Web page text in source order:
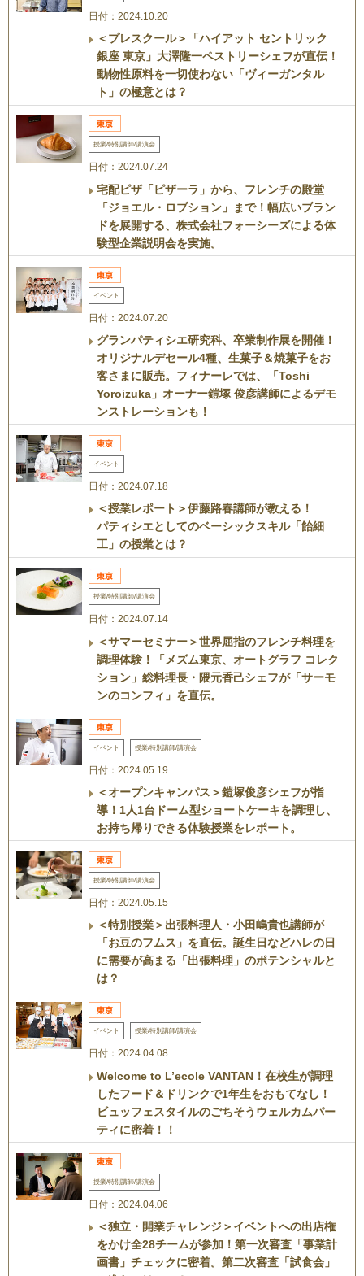
日付：2024.10.20
＜プレスクール＞「ハイアット セントリック
銀座 東京」大澤隆一ペストリーシェフが直伝！
動物性原料を一切使わない「ヴィーガンタル
ト」の極意とは？
授業/特別講師/講演会
日付：2024.07.24
宅配ピザ「ピザーラ」から、フレンチの殿堂
「ジョエル・ロブション」まで！幅広いブラン
ドを展開する、株式会社フォーシーズによる体
験型企業説明会を実施。
イベント
日付：2024.07.20
グランパティシエ研究科、卒業制作展を開催！
オリジナルデセール4種、生菓子＆焼菓子をお
客さまに販売。フィナーレでは、「Toshi
Yoroizuka」オーナー鎧塚 俊彦講師によるデモ
ンストレーションも！
イベント
日付：2024.07.18
＜授業レポート＞伊藤路春講師が教える！
パティシエとしてのベーシックスキル「飴細
工」の授業とは？
授業/特別講師/講演会
日付：2024.07.14
＜サマーセミナー＞世界屈指のフレンチ料理を
調理体験！「メズム東京、オートグラフ コレク
ション」総料理長・隈元香己シェフが「サーモ
ンのコンフィ」を直伝。
イベント 授業/特別講師/講演会
日付：2024.05.19
＜オープンキャンパス＞鎧塚俊彦シェフが指
導！1人1台ドーム型ショートケーキを調理し、
お持ち帰りできる体験授業をレポート。
授業/特別講師/講演会
日付：2024.05.15
＜特別授業＞出張料理人・小田嶋貴也講師が
「お豆のフムス」を直伝。誕生日などハレの日
に需要が高まる「出張料理」のポテンシャルと
は？
イベント 授業/特別講師/講演会
日付：2024.04.08
Welcome to L’ecole VANTAN！在校生が調理
したフード＆ドリンクで1年生をおもてなし！
ビュッフェスタイルのごちそうウェルカムパー
ティに密着！！
授業/特別講師/講演会
日付：2024.04.06
＜独立・開業チャレンジ＞イベントへの出店権
をかけ全28チームが参加！第一次審査「事業計
画書」チェックに密着。第二次審査「試食会」